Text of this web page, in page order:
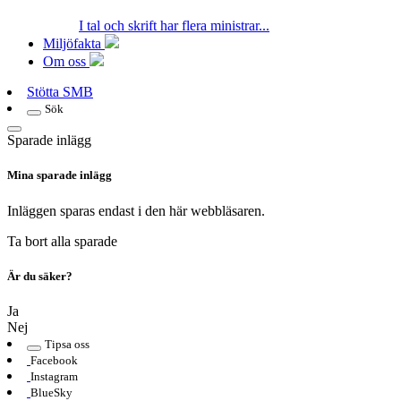
I tal och skrift har flera ministrar...
Miljöfakta
Om oss
Stötta SMB
Sök
Sparade inlägg
Mina sparade inlägg
Inläggen sparas endast i den här webbläsaren.
Ta bort alla sparade
Är du säker?
Ja
Nej
Tipsa oss
Facebook
Instagram
BlueSky